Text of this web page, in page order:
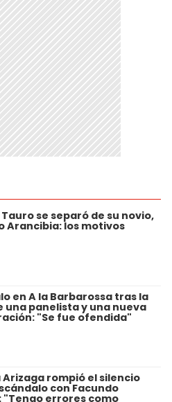
se separó de su novio,
Arancibia: los motivos
en A la Barbarossa tras la
una panelista y una nueva
"Se fue ofendida"
Arizaga rompió el silencio
con Facundo
"Tengo errores como